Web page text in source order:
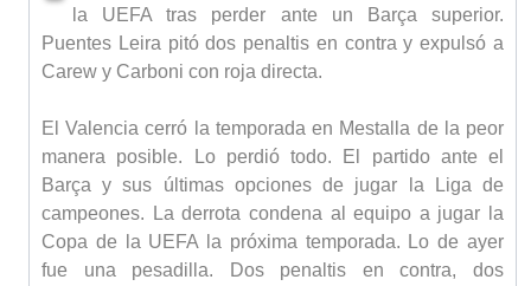
la UEFA tras perder ante un Barça superior.
Puentes Leira pitó dos penaltis en contra y expulsó a
Carew y Carboni con roja directa.
El Valencia cerró la temporada en Mestalla de la peor
manera posible. Lo perdió todo. El partido ante el
Barça y sus últimas opciones de jugar la Liga de
campeones. La derrota condena al equipo a jugar la
Copa de la UEFA la próxima temporada. Lo de ayer
fue una pesadilla. Dos penaltis en contra, dos